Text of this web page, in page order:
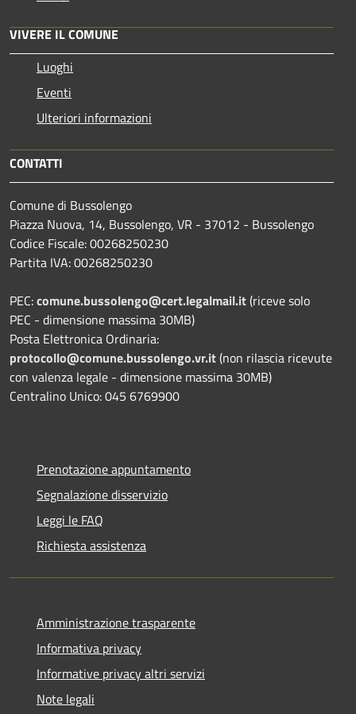
VIVERE IL COMUNE
Luoghi
Eventi
Ulteriori informazioni
CONTATTI
Comune di Bussolengo
Piazza Nuova, 14, Bussolengo, VR - 37012 - Bussolengo
Codice Fiscale: 00268250230
Partita IVA: 00268250230
PEC:comune.bussolengo@cert.legalmail.it(riceve solo
PEC - dimensione massima 30MB)
Posta Elettronica Ordinaria:
protocollo@comune.bussolengo.vr.it(non rilascia ricevute
con valenza legale - dimensione massima 30MB)
Centralino Unico: 045 6769900
Prenotazione appuntamento
Segnalazione disservizio
Leggi le FAQ
Richiesta assistenza
Amministrazione trasparente
Informativa privacy
Informative privacy altri servizi
Note legali